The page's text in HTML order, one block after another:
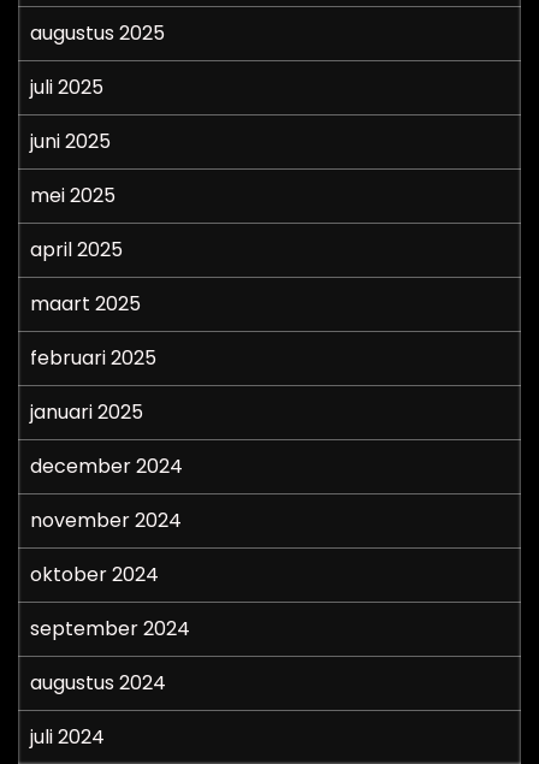
augustus 2025
juli 2025
juni 2025
mei 2025
april 2025
maart 2025
februari 2025
januari 2025
december 2024
november 2024
oktober 2024
september 2024
augustus 2024
juli 2024